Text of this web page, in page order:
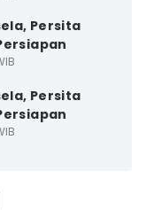
Persita
Persita